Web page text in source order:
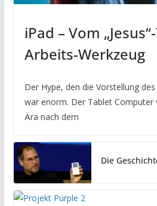
iPad – Vom
Arbeits-Werkzeug
Der Hype, den die Vorstellung
war enorm. Der Tablet Computer
Ära nach dem
Die